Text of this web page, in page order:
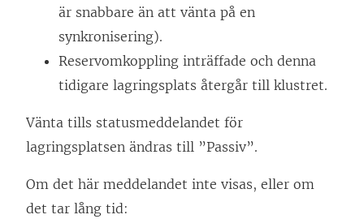
är snabbare än att vänta på en
synkronisering).
Reservomkoppling inträffade och denna
tidigare lagringsplats återgår till klustret.
Vänta tills statusmeddelandet för
lagringsplatsen ändras till ”Passiv”.
Om det här meddelandet inte visas, eller om
det tar lång tid: